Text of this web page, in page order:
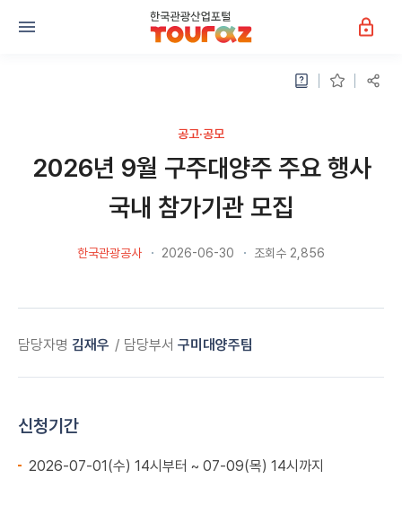
공고·공모
2026년 9월 구주대양주 주요 행사
국내 참가기관 모집
한국관광공사 2026-06-30 조회수 2,856
담당자명 김재우 담당부서 구미대양주팀
신청기간
2026-07-01(수) 14시부터 ~ 07-09(목) 14시까지